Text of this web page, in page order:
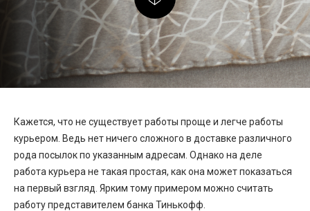
Кажется, что не существует работы проще и легче работы
курьером. Ведь нет ничего сложного в доставке различного
рода посылок по указанным адресам. Однако на деле
работа курьера не такая простая, как она может показаться
на первый взгляд. Ярким тому примером можно считать
работу представителем банка Тинькофф.